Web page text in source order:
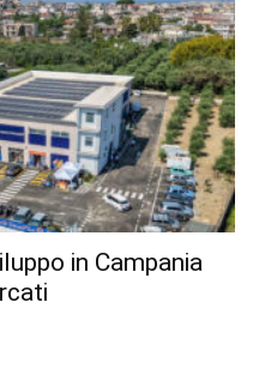
in Campania